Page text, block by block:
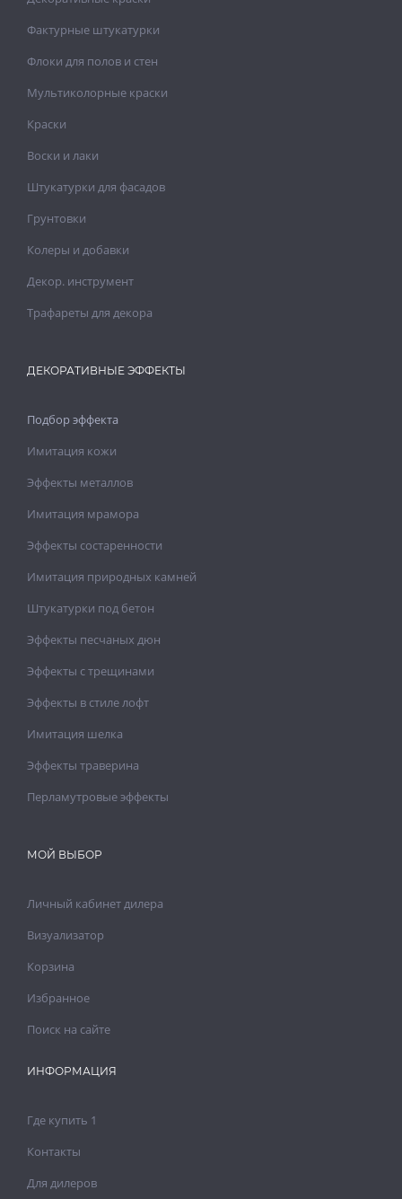
Фактурные штукатурки
Флоки для полов и стен
Мультиколорные краски
Краски
Воски и лаки
Штукатурки для фасадов
Грунтовки
Колеры и добавки
Декор. инструмент
Трафареты для декора
ДЕКОРАТИВНЫЕ ЭФФЕКТЫ
Подбор эффекта
Имитация кожи
Эффекты металлов
Имитация мрамора
Эффекты состаренности
Имитация природных камней
Штукатурки под бетон
Эффекты песчаных дюн
Эффекты с трещинами
Эффекты в стиле лофт
Имитация шелка
Эффекты траверина
Перламутровые эффекты
МОЙ ВЫБОР
Личный кабинет дилера
Визуализатор
Корзина
Избранное
Поиск на сайте
ИНФОРМАЦИЯ
Где купить 1
Контакты
Для дилеров